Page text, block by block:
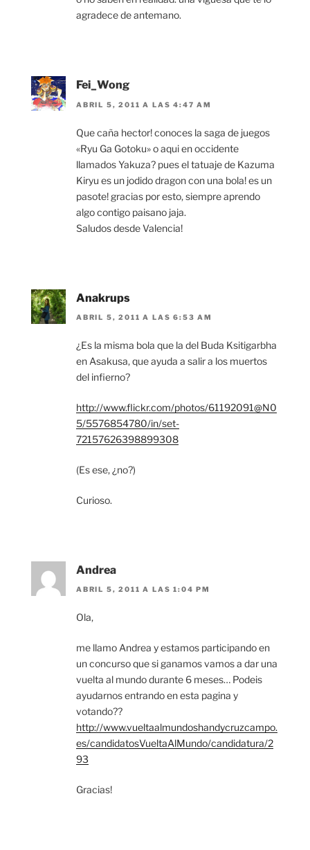
agradece de antemano.
Fei_Wong
ABRIL 5, 2011 A LAS 4:47 AM
Que caña hector! conoces la saga de juegos
«Ryu Ga Gotoku» o aqui en occidente
llamados Yakuza? pues el tatuaje de Kazuma
Kiryu es un jodido dragon con una bola! es un
pasote! gracias por esto, siempre aprendo
algo contigo paisano jaja.
Saludos desde Valencia!
Anakrups
ABRIL 5, 2011 A LAS 6:53 AM
¿Es la misma bola que la del Buda Ksitigarbha
en Asakusa, que ayuda a salir a los muertos
del infierno?
http://www.flickr.com/photos/61192091@N0
5/5576854780/in/set-
72157626398899308
(Es ese, ¿no?)
Curioso.
Andrea
ABRIL 5, 2011 A LAS 1:04 PM
Ola,
me llamo Andrea y estamos participando en
un concurso que si ganamos vamos a dar una
vuelta al mundo durante 6 meses… Podeis
ayudarnos entrando en esta pagina y
votando??
http://www.vueltaalmundoshandycruzcampo.
es/candidatosVueltaAlMundo/candidatura/2
93
Gracias!